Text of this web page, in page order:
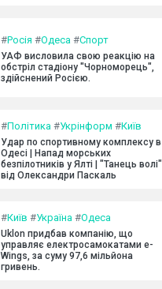
#Росія #Одеса #Спорт
УАФ висловила свою реакцію на
обстріл стадіону "Чорноморець",
здійснений Росією.
#Політика #Укрінформ #Київ
Удар по спортивному комплексу в
Одесі | Напад морських
безпілотників у Ялті | "Танець волі"
від Олександри Паскаль
#Київ #Україна #Одеса
Uklon придбав компанію, що
управляє електросамокатами e-
Wings, за суму 97,6 мільйона
гривень.